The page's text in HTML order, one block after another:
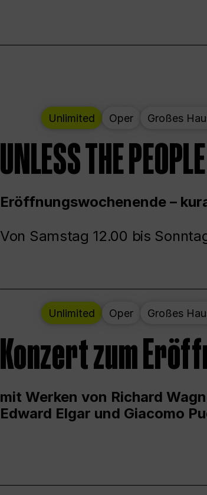
Unlimited Oper Großes
UNLESS THE
Eröffnungswochenende –
Von Samstag 12.00 bis
Unlimited Oper Großes
Konzert zum
mit Werken von Richard
Edward Elgar und Giacomo